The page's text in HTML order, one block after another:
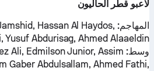
لاعبو قطر الحاليون
المهاجم: Hassan Al Haydos,
Yusuf Abdurisag, Ahmed Alaaeldin
وسط: Ali, Edmilson Junior, Assim
Gaber Abdulsallam, Ahmed Fathi,